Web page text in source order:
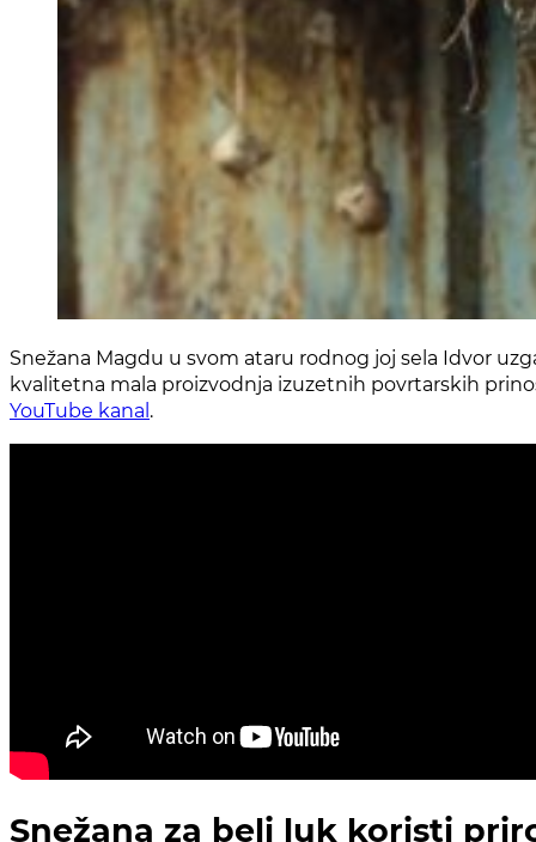
Snežana Magdu u svom ataru rodnog joj sela Idvor
kvalitetna mala proizvodnja izuzetnih povrtarskih
YouTube kanal .
Snežana za beli luk koristi